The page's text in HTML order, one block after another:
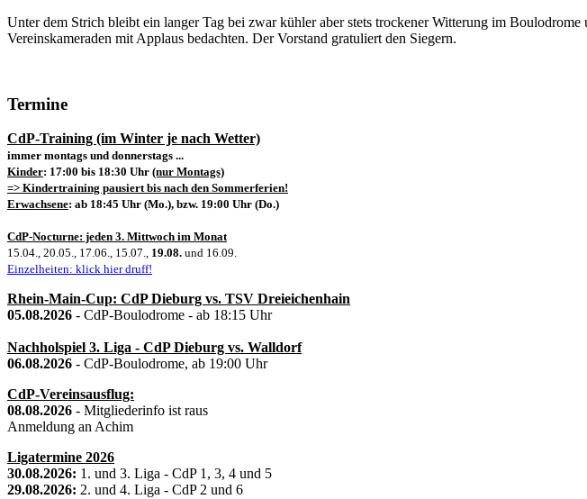
Unter dem Strich bleibt ein langer Tag bei zwar kühler aber stets trockener Witterung im
Vereinskameraden mit Applaus bedachten. Der Vorstand gratuliert den Siegern.
Termine
CdP-Training (im Winter je nach Wetter)
immer montags und donnerstags ...
Kinder: 17:00 bis 18:30 Uhr (nur Montags)
=> Kindertraining pausiert bis nach den Sommerferien!
Erwachsene: ab 18:45 Uhr (Mo.), bzw. 19:00 Uhr (Do.)
CdP-Nocturne: jeden 3. Mittwoch im Monat
15.04., 20.05., 17.06., 15.07., 19.08. und 16.09.
Einzelheiten: klick hier druff!
Rhein-Main-Cup: CdP Dieburg vs. TSV Dreieichenhain
05.08.2026 - CdP-Boulodrome - ab 18:15 Uhr
Nachholspiel 3. Liga - CdP Dieburg vs. Walldorf
06.08.2026 - CdP-Boulodrome, ab 19:00 Uhr
CdP-Vereinsausflug:
08.08.2026 - Mitgliederinfo ist raus
Anmeldung an Achim
Ligatermine 2026
30.08.2026: 1. und 3. Liga - CdP 1, 3, 4 und 5
29.08.2026: 2. und 4. Liga - CdP 2 und 6